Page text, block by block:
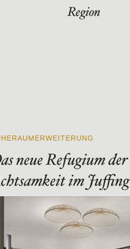
Region
neue Refugium der
im Juffing